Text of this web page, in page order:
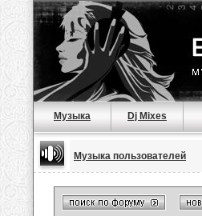
Музыка Dj Mixes
Музыка пользователей